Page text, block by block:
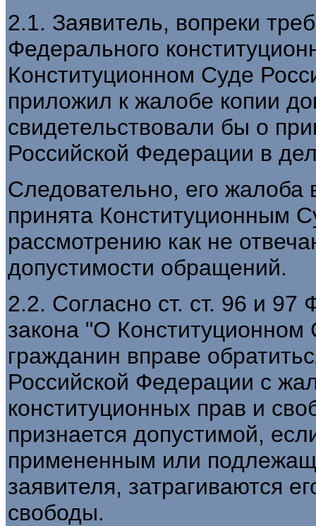
2.1. Заявитель, вопреки
Федерального
Конституционном Суде
приложил к жалобе копии
свидетельствовали бы о
Российской Федерации в
Следовательно, его
принята Конституционным
рассмотрению как не
допустимости обращений.
2.2. Согласно ст. ст. 96 и 97
закона "О
гражданин вправе
Российской Федерации с
конституционных прав и
признается допустимой,
примененным или
заявителя, затрагиваются
свободы.